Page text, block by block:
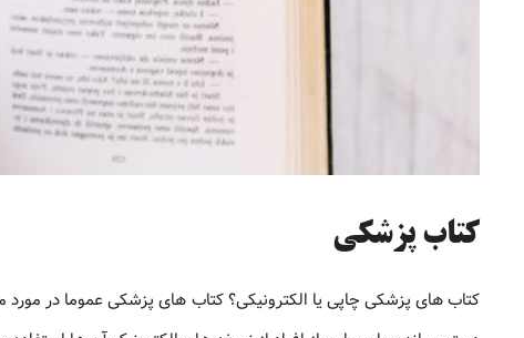
کتاب پزشکی
کتاب های پزشکی چاپی یا الکترونیکی؟ کتاب های پزشکی عموما در